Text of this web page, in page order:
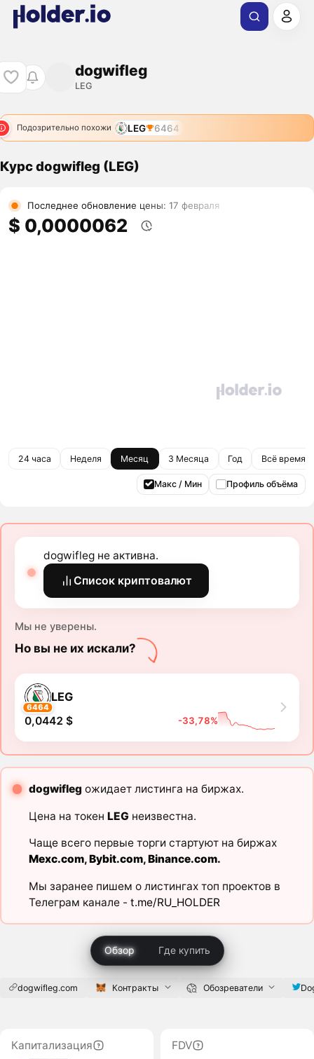
dogwifleg
LEG
Подозрительно похожи LEG 6464
Курс dogwifleg (LEG)
Последнее обновление цены: 17 февраля
$ 0,0000062
24 часа Неделя Месяц 3 Месяца Год Всё время
Макс / Мин Профиль объёма
dogwifleg не активна.
Список криптовалют
Мы не уверены.
Но вы не их искали?
6464
LEG
0,0442 $ -33,78%
dogwifleg ожидает листинга на биржах.
Цена на токен LEGнеизвестна.
Чаще всего первые торги стартуют на биржах
Mexc.com,Bybit.com,Binance.com.
Мы заранее пишем о листингах топ проектов в
Телеграм канале - t.me/RU_HOLDER
Обзор Где купить
dogwifleg.com Контракты Обозреватели
Капитализация
FDV